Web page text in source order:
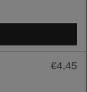
€4,45